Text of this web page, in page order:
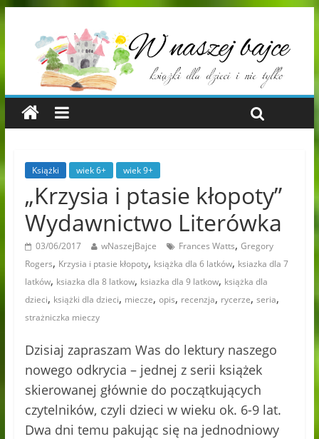
Książki wiek 6+ wiek 9+
„Krzysia i ptasie kłopoty”
Wydawnictwo Literówka
03/06/2017 wNaszejBajce Frances Watts, Gregory
Rogers, Krzysia i ptasie kłopoty, książka dla 6 latków, ksiazka dla 7
latków, ksiazka dla 8 latkow, ksiazka dla 9 latkow, książka dla
dzieci, książki dla dzieci, miecze, opis, recenzja, rycerze, seria,
strażniczka mieczy
Dzisiaj zapraszam Was do lektury naszego
nowego odkrycia – jednej z serii książek
skierowanej głównie do początkujących
czytelników, czyli dzieci w wieku ok. 6-9 lat.
Dwa dni temu pakując się na jednodniowy